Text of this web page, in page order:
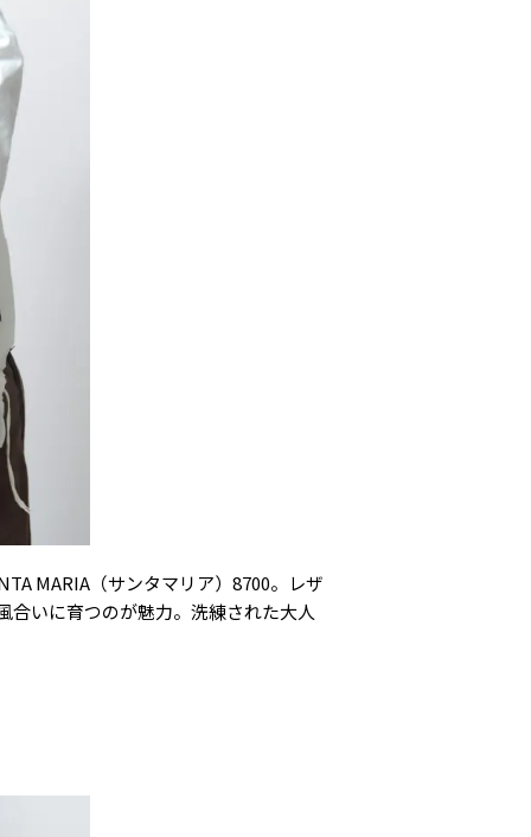
MARIA（サンタマリア）8700。レザ
合いに育つのが魅力。洗練された大人